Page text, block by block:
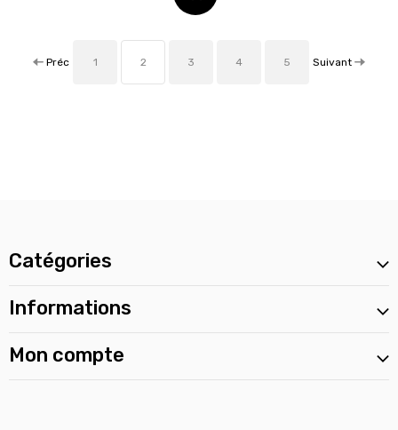
Préc 1 2 3 4 5 Suivant
Catégories
Informations
Mon compte